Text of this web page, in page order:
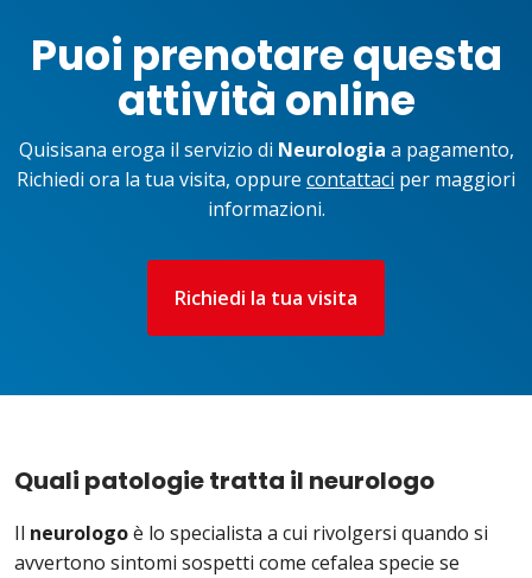
Puoi prenotare questa
attività online
Quisisana eroga il servizio di Neurologia a pagamento,
Richiedi ora la tua visita, oppure contattaci per maggiori
informazioni.
Richiedi la tua visita
Quali patologie tratta il neurologo
Il neurologoè lo specialista a cui rivolgersi quando si
avvertono sintomi sospetti come cefalea specie se